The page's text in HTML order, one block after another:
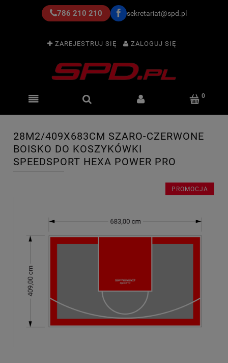
786 210 210 sekretariat@spd.pl
ZAREJESTRUJ SIĘ ZALOGUJ SIĘ
28M2/409X683CM SZARO-CZERWONE
BOISKO DO KOSZYKÓWKI
SPEEDSPORT HEXA POWER PRO
PROMOCJA